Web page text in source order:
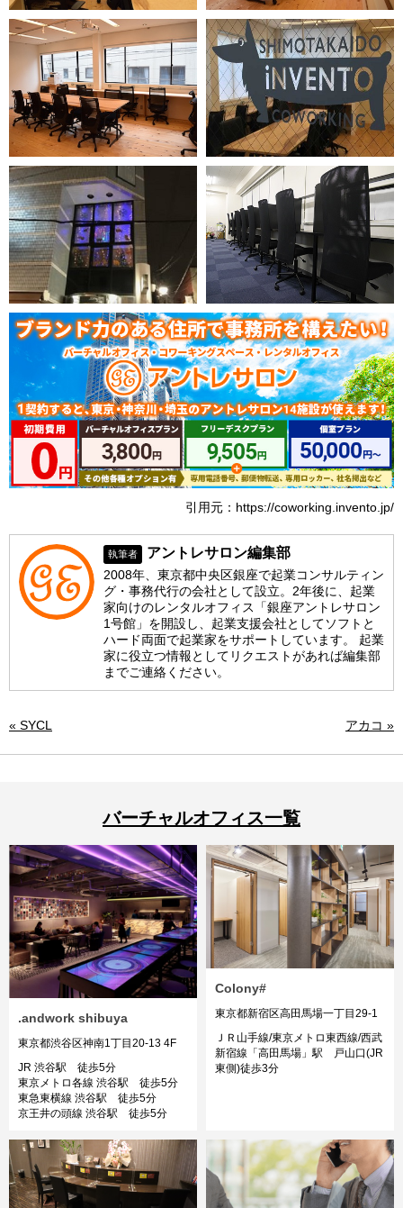
引用元：https://coworking.invento.jp/
執筆者 アントレサロン編集部
2008年、東京都中央区銀座で起業コンサルティン
グ・事務代行の会社として設立。2年後に、起業
家向けのレンタルオフィス「銀座アントレサロン
1号館」を開設し、起業支援会社としてソフトと
ハード両面で起業家をサポートしています。 起業
家に役立つ情報としてリクエストがあれば編集部
までご連絡ください。
« SYCL アカコ »
バーチャルオフィス一覧
.andwork shibuya
東京都渋谷区神南1丁目20-13 4F
JR 渋谷駅 徒歩5分
東京メトロ各線 渋谷駅 徒歩5分
東急東横線 渋谷駅 徒歩5分
京王井の頭線 渋谷駅 徒歩5分
Colony#
東京都新宿区高田馬場一丁目29-1
ＪＲ山手線/東京メトロ東西線/西武
新宿線「高田馬場」駅 戸山口(JR
東側)徒歩3分